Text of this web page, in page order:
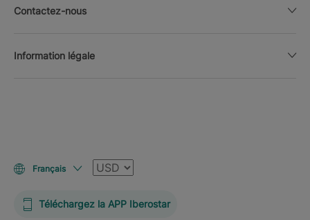
Contactez-nous
Information légale
Français Devise
Téléchargez la APP Iberostar